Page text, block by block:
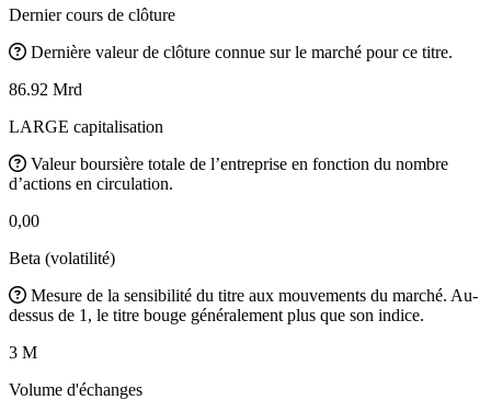
Dernier cours de clôture
Dernière valeur de clôture connue sur le marché pour ce titre.
86.92 Mrd
LARGE capitalisation
Valeur boursière totale de l’entreprise en fonction du nombre
d’actions en circulation.
0,00
Beta (volatilité)
Mesure de la sensibilité du titre aux mouvements du marché. Au-
dessus de 1, le titre bouge généralement plus que son indice.
3 M
Volume d'échanges